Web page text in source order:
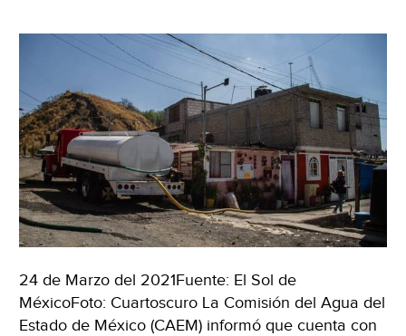
24 de Marzo del 2021Fuente: El Sol de
MéxicoFoto: Cuartoscuro La Comisión del Agua del
Estado de México (CAEM) informó que cuenta con